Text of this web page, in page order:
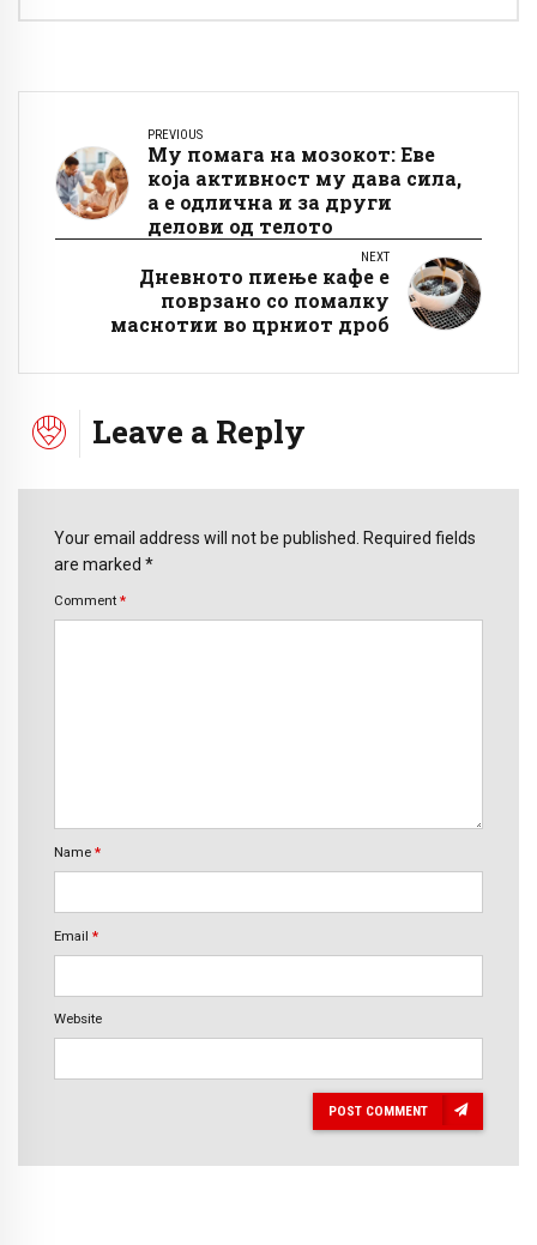
PREVIOUS
Му помага на мозокот: Еве
која активност му дава сила,
а е одлична и за други
делови од телото
NEXT
Дневното пиење кафе е
поврзано со помалку
маснотии во црниот дроб
Leave a Reply
Your email address will not be published. Required fields
are marked *
Comment *
Name *
Email *
Website
POST COMMENT